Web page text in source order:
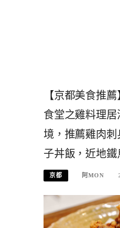
【京都美食推
食堂之雞料理
境，推薦雞肉
子丼飯，近地
京都 阿MON